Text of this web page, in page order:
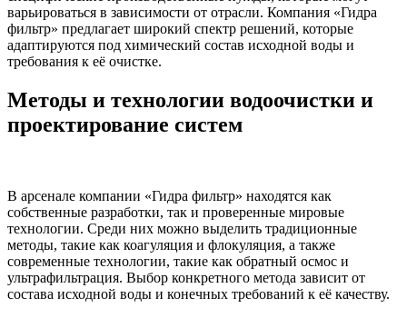
варьироваться в зависимости от отрасли. Компания «Гидра
фильтр» предлагает широкий спектр решений, которые
адаптируются под химический состав исходной воды и
требования к её очистке.
Методы и технологии водоочистки и
проектирование систем
В арсенале компании «Гидра фильтр» находятся как
собственные разработки, так и проверенные мировые
технологии. Среди них можно выделить традиционные
методы, такие как коагуляция и флокуляция, а также
современные технологии, такие как обратный осмос и
ультрафильтрация. Выбор конкретного метода зависит от
состава исходной воды и конечных требований к её качеству.